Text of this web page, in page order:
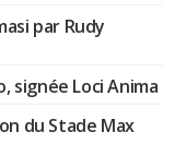
par Rudy
signée Loci Anima
du Stade Max